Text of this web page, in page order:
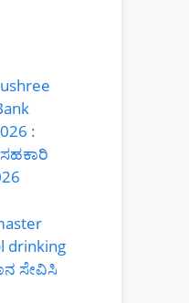
:
drinking
ಸೇವಿಸಿ